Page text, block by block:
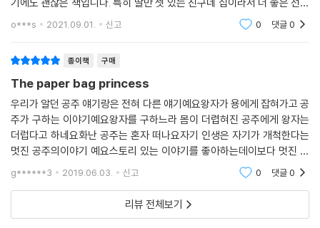
이 될 것 같아요. 나중에 기회가 되면 또 한 권 구매할까 합니다.
o***s 2021.09.01. 신고 0 댓글0
종이책 구매
The paper bag princess
우리가 알던 공주 얘기랑은 전혀 다른 얘기예요왕자가 용에게 잡혀가고 공
주가 구하는 이야기예요왕자를 구하느라 몸이 더렵혀진 공주에게 왕자는
더럽다고 하네요화난 공주는 혼자 떠나요자기 인생은 자기가 개척한다는
멋진 공주의이야기 예요스토리 있는 이야기를 좋아하는데이보다 멋진 이
야기는 없었어요남아임에도 불구하고 재밌게 봤어요요즘 아이들은 이런
공주얘기가 좋은가봐요
g******3 2019.06.03. 신고 0 댓글0
리뷰 전체보기